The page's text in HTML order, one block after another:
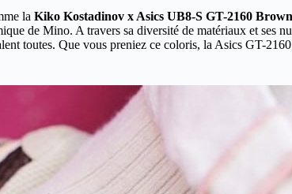
la Kiko Kostadinov x Asics UB8-S GT-2160
de Mino. A travers sa diversité de matériaux et ses
toutes. Que vous preniez ce coloris, la Asics GT-2160